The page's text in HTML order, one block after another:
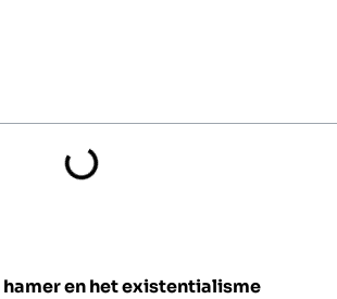
en het existentialisme